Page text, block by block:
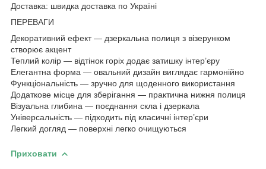
Доставка: швидка доставка по Україні
ПЕРЕВАГИ
Декоративний ефект — дзеркальна полиця з візерунком
створює акцент
Теплий колір — відтінок горіх додає затишку інтер’єру
Елегантна форма — овальний дизайн виглядає гармонійно
Функціональність — зручно для щоденного використання
Додаткове місце для зберігання — практична нижня полиця
Візуальна глибина — поєднання скла і дзеркала
Універсальність — підходить під класичні інтер’єри
Легкий догляд — поверхні легко очищуються
Приховати